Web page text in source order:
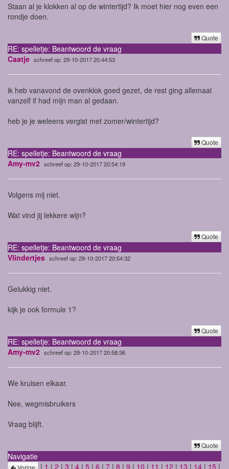
Staan al je klokken al op de wintertijd? Ik moet hier nog even een
rondje doen.
Quote
RE: spelletje: Beantwoord de vraag
Caatje schreef op: 29-10-2017 20:44:53
ik heb vanavond de ovenklok goed gezet, de rest ging allemaal
vanzelf if had mijn man al gedaan.
heb je je weleens vergist met zomer/wintertijd?
Quote
RE: spelletje: Beantwoord de vraag
Amy-mv2 schreef op: 29-10-2017 20:54:19
Volgens mij niet.
Wat vind jij lekkere wijn?
Quote
RE: spelletje: Beantwoord de vraag
Vlindertjes schreef op: 29-10-2017 20:54:32
Gelukkig niet.
kijk je ook formule 1?
Quote
RE: spelletje: Beantwoord de vraag
Amy-mv2 schreef op: 29-10-2017 20:58:36
We kruisen elkaar.
Nee, wegmisbruikers
Vraag blijft.
Quote
Navigatie
Vorige | 1 | 2 | 3 | 4 | 5 | 6 | 7 | 8 | 9 | 10 | 11 | 12 | 13 | 14 | 15 |